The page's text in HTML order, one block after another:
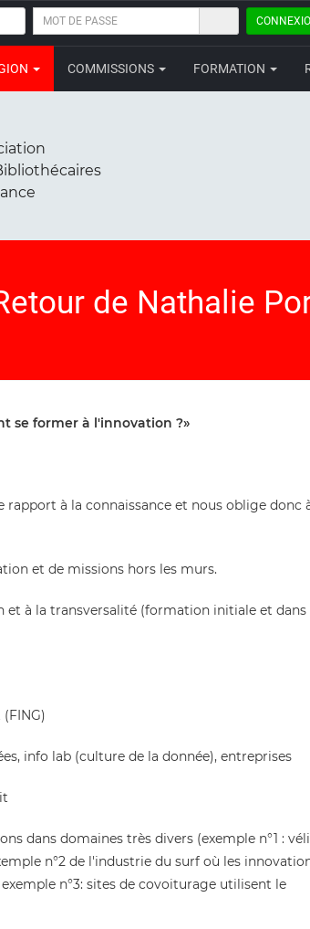
MOT
PASSECOMMISSIONS FORMATION
de Nathalie
se former à l'innovation ?»
à la connaissance et nous oblige donc
et de missions hors les murs.
à la transversalité (formation initiale et dans
info lab (culture de la donnée), entreprises
dans domaines très divers (exemple n°1 :
n°2 de l'industrie du surf où les
n°3: sites de covoiturage utilisent le